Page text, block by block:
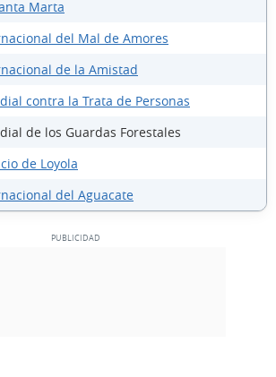
Marta
del Mal de Amores
de la Amistad
contra la Trata de Personas
de los Guardas Forestales
de Loyola
del Aguacate